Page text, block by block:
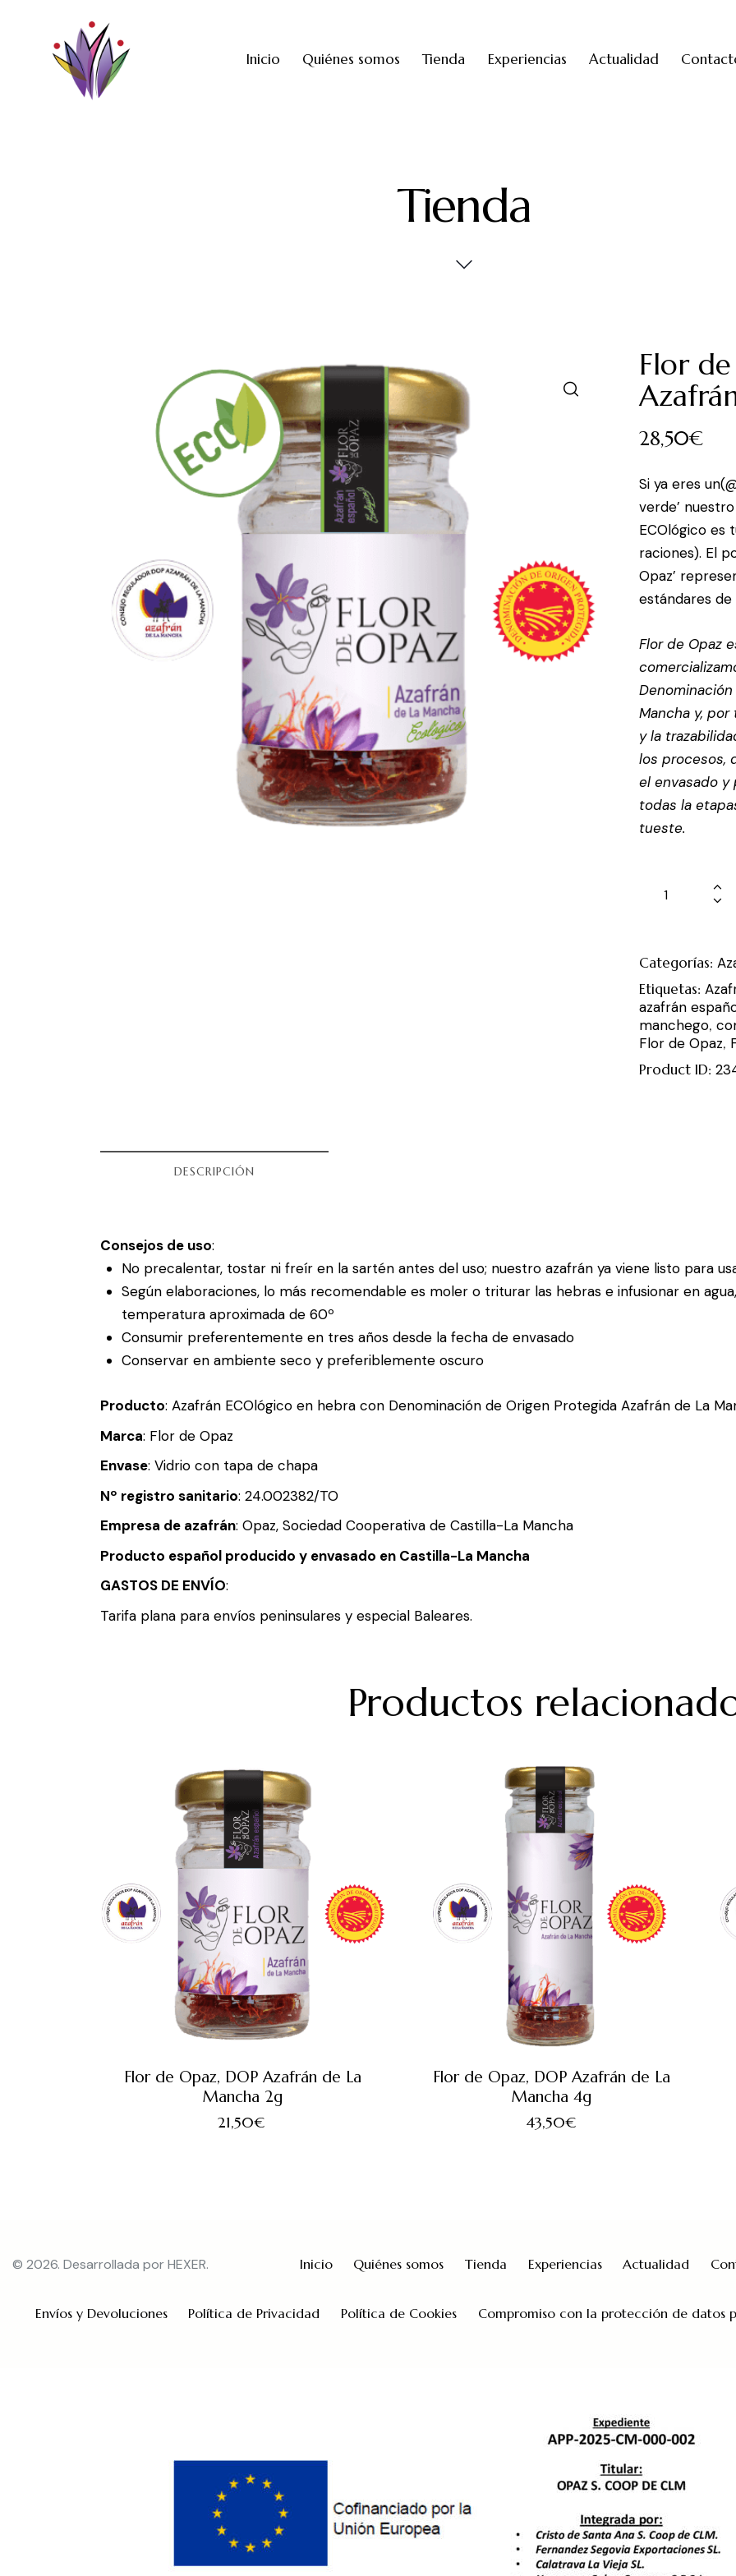
Inicio Quiénes somos Tienda Experiencias Actualidad
Tienda
Flor
28,50€
Si ya eres
verde’
ECOlógico es
raciones). El
Opaz’
estándares
Flor de Opaz
Mancha y,
y la
los procesos,
el envasado y
todas la
tueste.
Categorías:
Etiquetas:
azafrán
manchego,
Flor de Opaz,
Product ID:
DESCRIPCIÓN
Consejos de uso:
No precalentar, tostar ni freír en la sartén antes del uso; nuestro azafrán ya viene listo para
Según elaboraciones, lo más recomendable es moler o triturar las hebras e infusionar en
temperatura aproximada de 60º
Consumir preferentemente en tres años desde la fecha de envasado
Conservar en ambiente seco y preferiblemente oscuro
Producto: Azafrán ECOlógico en hebra con Denominación de Origen Protegida Azafrán de La
Marca: Flor de Opaz
Envase: Vidrio con tapa de chapa
Nº registro sanitario: 24.002382/TO
Empresa de azafrán: Opaz, Sociedad Cooperativa de Castilla-La Mancha
Producto español producido y envasado en Castilla-La Mancha
GASTOS DE ENVÍO:
Tarifa plana para envíos peninsulares y especial Baleares.
Productos
Flor de Opaz, DOP Azafrán de La
Mancha 2g
21,50€
Flor de Opaz, DOP Azafrán de La
Mancha 4g
43,50€
© 2026. Desarrollada porHEXER. Inicio Quiénes somos Tienda Experiencias Actualidad
Envíos y Devoluciones Política de Privacidad Política de Cookies Compromiso con la protección de datos